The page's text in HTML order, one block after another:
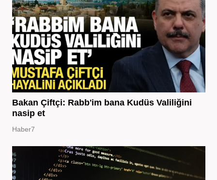
Bakan Çiftçi: Rabb'im bana Kudüs Valiliğini
nasip et
Haber7